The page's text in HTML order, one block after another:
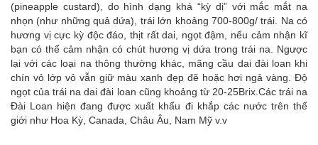
(pineapple custard), do hình dạng khá “kỳ dị” với mắc mắt na
nhọn (như những quả dứa), trái lớn khoảng 700-800g/ trái. Na có
hương vị cực kỳ độc đáo, thịt rất dai, ngọt đậm, nếu cảm nhận kĩ
bạn có thể cảm nhận có chút hương vị dứa trong trái na. Ngược
lại với các loại na thông thường khác, mãng cầu dai đài loan khi
chín vỏ lớp vỏ vẫn giữ màu xanh đẹp đẽ hoặc hơi ngả vàng. Độ
ngọt của trái na dai đài loan cũng khoảng từ 20-25Brix.Các trái na
Đài Loan hiện đang được xuất khẩu đi khắp các nước trên thế
giới như Hoa Kỳ, Canada, Châu Âu, Nam Mỹ v.v